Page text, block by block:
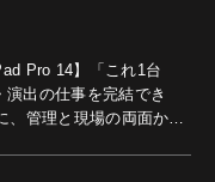
Pro 14】「これ1台
出の仕事を完結でき
、管理と現場の両面から